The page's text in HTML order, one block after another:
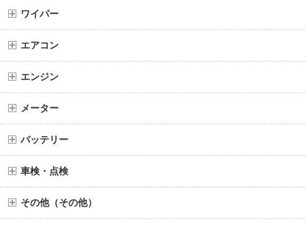
ワイパー
エアコン
エンジン
メーター
バッテリー
車検・点検
その他（その他）